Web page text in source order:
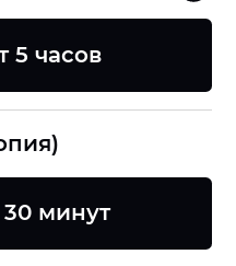
5 часов
30 минут